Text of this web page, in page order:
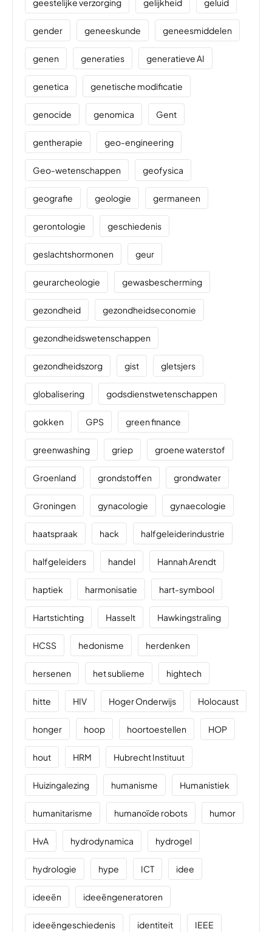
geestelijke verzorging gelijkheid geluid
gender geneeskunde geneesmiddelen
genen generaties generatieve AI
genetica genetische modificatie
genocide genomica Gent
gentherapie geo-engineering
Geo-wetenschappen geofysica
geografie geologie germaneen
gerontologie geschiedenis
geslachtshormonen geur
geurarcheologie gewasbescherming
gezondheid gezondheidseconomie
gezondheidswetenschappen
gezondheidszorg gist gletsjers
globalisering godsdienstwetenschappen
gokken GPS green finance
greenwashing griep groene waterstof
Groenland grondstoffen grondwater
Groningen gynacologie gynaecologie
haatspraak hack halfgeleiderindustrie
halfgeleiders handel Hannah Arendt
haptiek harmonisatie hart-symbool
Hartstichting Hasselt Hawkingstraling
HCSS hedonisme herdenken
hersenen het sublieme hightech
hitte HIV Hoger Onderwijs Holocaust
honger hoop hoortoestellen HOP
hout HRM Hubrecht Instituut
Huizingalezing humanisme Humanistiek
humanitarisme humanoïde robots humor
HvA hydrodynamica hydrogel
hydrologie hype ICT idee
ideeën ideeëngeneratoren
ideeëngeschiedenis identiteit IEEE